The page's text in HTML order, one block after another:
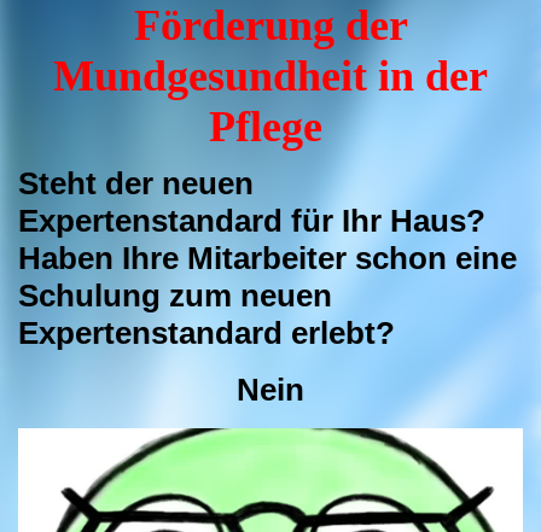
Förderung der
Mundgesundheit in der
Pflege
Steht der neuen
Expertenstandard für Ihr Haus?
Haben Ihre Mitarbeiter schon eine
Schulung zum neuen
Expertenstandard erlebt?
Nein